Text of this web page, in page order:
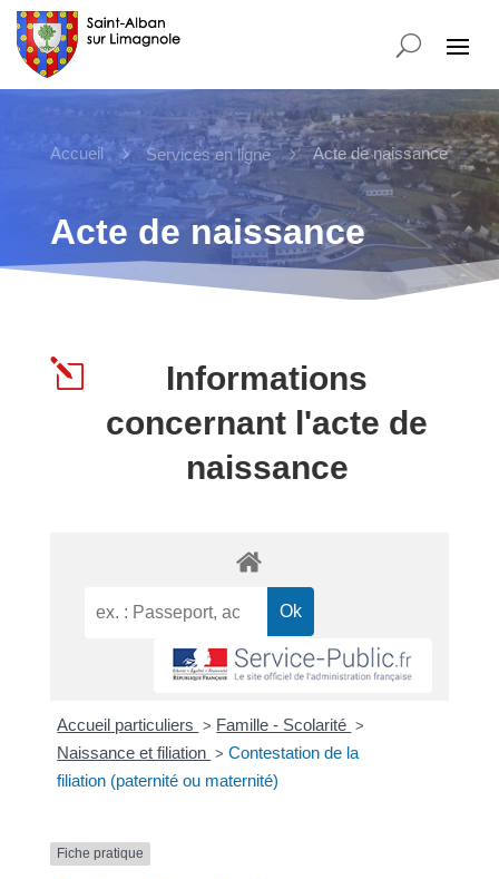
Accueil 5 Services en ligne 5 Acte de naissance
Acte de naissance
l
Informations
concernant l'acte de
naissance
Accueil particuliers > Famille - Scolarité >
Naissance et filiation > Contestation de la
filiation (paternité ou maternité)
Fiche pratique